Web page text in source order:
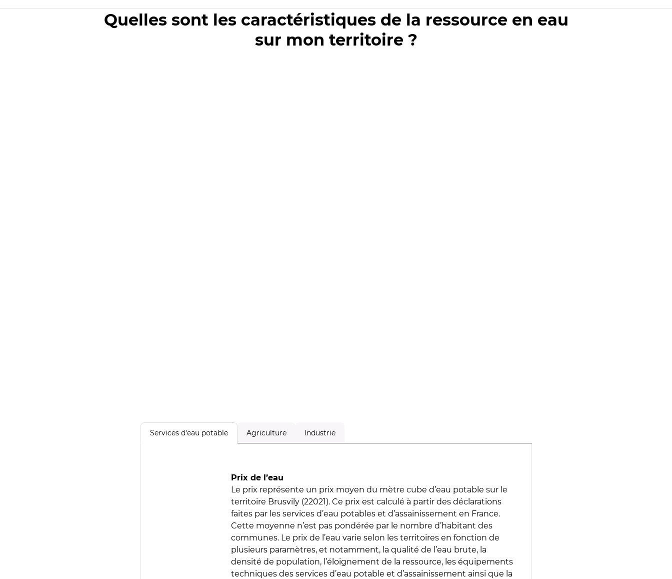
Quelles sont les caractéristiques de la ressource en eau
sur mon territoire ?
Services d'eau potable Agriculture Industrie
Prix de l’eau
Le prix représente un prix moyen du mètre cube d’eau potable sur le
territoire Brusvily (22021). Ce prix est calculé à partir des déclarations
faites par les services d’eau potables et d’assainissement en France.
Cette moyenne n’est pas pondérée par le nombre d’habitant des
communes. Le prix de l’eau varie selon les territoires en fonction de
plusieurs paramètres, et notamment, la qualité de l’eau brute, la
densité de population, l’éloignement de la ressource, les équipements
techniques des services d’eau potable et d’assainissement ainsi que la